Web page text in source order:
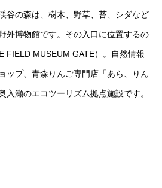
谷の森は、樹木、野草、苔、シダなど
外博物館です。その入口に位置するの
FIELD MUSEUM GATE）。自然情報
ップ、青森りんご専門店「あら、りん
入瀬のエコツーリズム拠点施設です。